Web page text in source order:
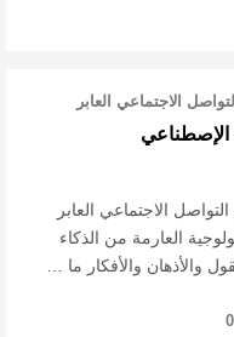
الاجتماعي العابر
الإصطناعي
الاجتماعي العابر
العارمة من الذكاء
والأذهان والأفكار ما …
0